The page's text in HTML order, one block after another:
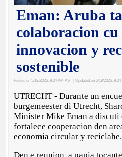
Eman: Aruba
colaboracion
innovacion y
sostenible
Posted on 5/18/2026, 9:34 AM AST | Updated on 5/18/2026,
UTRECHT - Durante un
burgemeester di Utrecht,
Minister Mike Eman a discuti
fortalece cooperacion den
economia circular y reciclahe.
Den e reunion, a papia